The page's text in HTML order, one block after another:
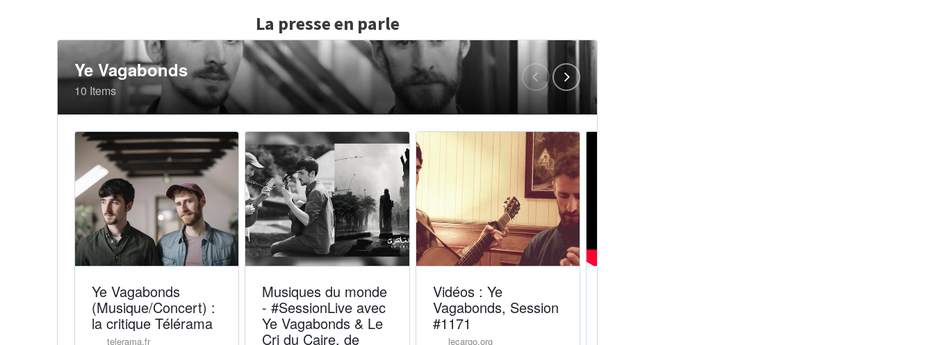
La presse en parle